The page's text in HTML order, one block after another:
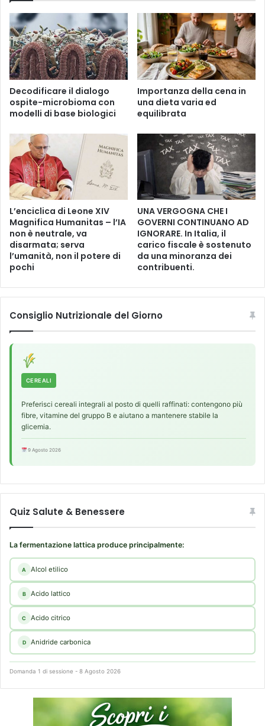
t
à
«
e
v
i
t
a
b
i
i
»
p
e
r
c
a
n
c
c
u
o
o
n
i
c
h
d
a
n
e
g
g
i
a
n
o
i
v
a
s
n
g
u
Decodificare il dialogo
ospite-microbioma con
modelli di base biologici
Importanza della cena in
una dieta varia ed
equilibrata
L’enciclica di Leone XIV
Magnifica Humanitas – l’IA
non è neutrale, va
disarmata; serva
l’umanità, non il potere di
pochi
UNA VERGOGNA CHE I
GOVERNI CONTINUANO AD
IGNORARE. In Italia, il
carico fiscale è sostenuto
da una minoranza dei
contribuenti.
Consiglio Nutrizionale del Giorno
CEREALI
Preferisci cereali integrali al posto di quelli raffinati: contengono più
fibre, vitamine del gruppo B e aiutano a mantenere stabile la
glicemia.
9 Agosto 2026
Quiz Salute & Benessere
La fermentazione lattica produce principalmente:
A Alcol etilico
B Acido lattico
C Acido citrico
D Anidride carbonica
Domanda 1 di sessione - 8 Agosto 2026